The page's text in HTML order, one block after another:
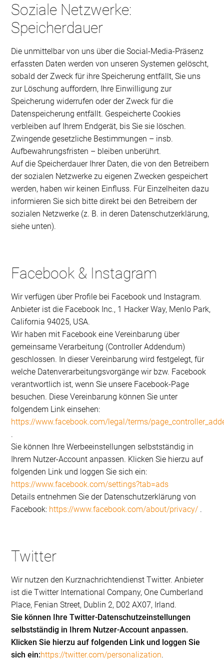
Soziale Netzwerke:
Speicherdauer
Die unmittelbar von uns über die Social-Media-Präsenz
erfassten Daten werden von unseren Systemen gelöscht,
sobald der Zweck für ihre Speicherung entfällt, Sie uns
zur Löschung auffordern, Ihre Einwilligung zur
Speicherung widerrufen oder der Zweck für die
Datenspeicherung entfällt. Gespeicherte Cookies
verbleiben auf Ihrem Endgerät, bis Sie sie löschen.
Zwingende gesetzliche Bestimmungen – insb.
Aufbewahrungsfristen – bleiben unberührt.
Auf die Speicherdauer Ihrer Daten, die von den Betreibern
der sozialen Netzwerke zu eigenen Zwecken gespeichert
werden, haben wir keinen Einfluss. Für Einzelheiten dazu
informieren Sie sich bitte direkt bei den Betreibern der
sozialen Netzwerke (z. B. in deren Datenschutzerklärung,
siehe unten).
Facebook & Instagram
Wir verfügen über Profile bei Facebook und Instagram.
Anbieter ist die Facebook Inc., 1 Hacker Way, Menlo Park,
California 94025, USA.
Wir haben mit Facebook eine Vereinbarung über
gemeinsame Verarbeitung (Controller Addendum)
geschlossen. In dieser Vereinbarung wird festgelegt, für
welche Datenverarbeitungsvorgänge wir bzw. Facebook
verantwortlich ist, wenn Sie unsere Facebook-Page
besuchen. Diese Vereinbarung können Sie unter
folgendem Link einsehen:
https://www.facebook.com/legal/terms/
.
Sie können Ihre Werbeeinstellungen selbstständig in
Ihrem Nutzer-Account anpassen. Klicken Sie hierzu auf
folgenden Link und loggen Sie sich ein:
https://www.facebook.com/settings?tab=ads
Details entnehmen Sie der Datenschutzerklärung von
Facebook: https://www.facebook.com/about/privacy/ .
Twitter
Wir nutzen den Kurznachrichtendienst Twitter. Anbieter
ist die Twitter International Company, One Cumberland
Place, Fenian Street, Dublin 2, D02 AX07, Irland.
Sie können Ihre Twitter-Datenschutzeinstellungen
selbstständig in Ihrem Nutzer-Account anpassen.
Klicken Sie hierzu auf folgenden Link und loggen Sie
sich ein:https://twitter.com/personalization.